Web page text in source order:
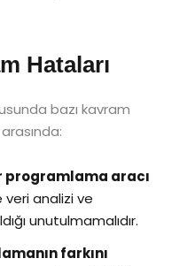
Hataları
bazı kavram
arasında:
programlama aracı
veri analizi ve
unutulmamalıdır.
farkını